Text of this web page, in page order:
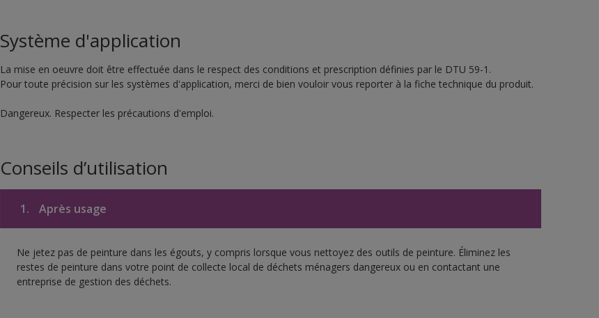
Système d'application
La mise en oeuvre doit être effectuée dans le respect des conditions et prescription définies par le DTU 59-1.
Pour toute précision sur les systèmes d'application, merci de bien vouloir vous reporter à la fiche technique du produit.
Dangereux. Respecter les précautions d'emploi.
Conseils d’utilisation
1. Après usage
Ne jetez pas de peinture dans les égouts, y compris lorsque vous nettoyez des outils de peinture. Éliminez les
restes de peinture dans votre point de collecte local de déchets ménagers dangereux ou en contactant une
entreprise de gestion des déchets.